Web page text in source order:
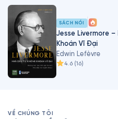
SÁCH NÓI
Jesse Livermore
Khoán Vĩ Đại
Edwin Lefèvre
4.6 (16)
VỀ CHÚNG TÔI